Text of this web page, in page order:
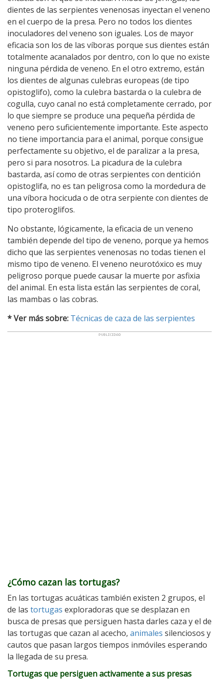
dientes de las serpientes venenosas inyectan el veneno
en el cuerpo de la presa. Pero no todos los dientes
inoculadores del veneno son iguales. Los de mayor
eficacia son los de las víboras porque sus dientes están
totalmente acanalados por dentro, con lo que no existe
ninguna pérdida de veneno. En el otro extremo, están
los dientes de algunas culebras europeas (de tipo
opistoglifo), como la culebra bastarda o la culebra de
cogulla, cuyo canal no está completamente cerrado, por
lo que siempre se produce una pequeña pérdida de
veneno pero suficientemente importante. Este aspecto
no tiene importancia para el animal, porque consigue
perfectamente su objetivo, el de paralizar a la presa,
pero si para nosotros. La picadura de la culebra
bastarda, así como de otras serpientes con dentición
opistoglifa, no es tan peligrosa como la mordedura de
una víbora hocicuda o de otra serpiente con dientes de
tipo proteroglifos.
No obstante, lógicamente, la eficacia de un veneno
también depende del tipo de veneno, porque ya hemos
dicho que las serpientes venenosas no todas tienen el
mismo tipo de veneno. El veneno neurotóxico es muy
peligroso porque puede causar la muerte por asfixia
del animal. En esta lista están las serpientes de coral,
las mambas o las cobras.
* Ver más sobre: Técnicas de caza de las serpientes
¿Cómo cazan las tortugas?
En las tortugas acuáticas también existen 2 grupos, el
de las tortugas exploradoras que se desplazan en
busca de presas que persiguen hasta darles caza y el de
las tortugas que cazan al acecho, animales silenciosos y
cautos que pasan largos tiempos inmóviles esperando
la llegada de su presa.
Tortugas que persiguen activamente a sus presas